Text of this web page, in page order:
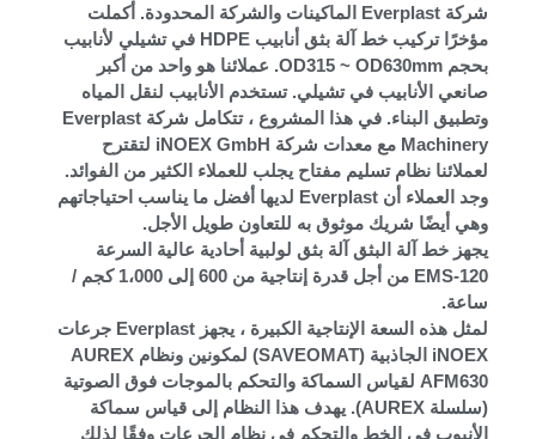
شركة Everplast الماكينات والشركة المحدودة. أكملت
مؤخرًا تركيب خط آلة بثق أنابيب HDPE في تشيلي لأنابيب
بحجم OD315 ~ OD630mm. عملائنا هو واحد من أكبر
صانعي الأنابيب في تشيلي. تستخدم الأنابيب لنقل المياه
وتطبيق البناء. في هذا المشروع ، تتكامل شركة Everplast
Machinery مع معدات شركة iNOEX GmbH لتقترح
لعملائنا نظام تسليم مفتاح يجلب للعملاء الكثير من الفوائد.
وجد العملاء أن Everplast لديها أفضل ما يناسب احتياجاتهم
وهي أيضًا شريك موثوق به للتعاون طويل الأجل.
يجهز خط آلة البثق آلة بثق لولبية أحادية عالية السرعة
EMS-120 من أجل قدرة إنتاجية من 600 إلى 1،000 كجم /
ساعة.
لمثل هذه السعة الإنتاجية الكبيرة ، يجهز Everplast جرعات
iNOEX الجاذبية (SAVEOMAT) لمكونين ونظام AUREX
AFM630 لقياس السماكة والتحكم بالموجات فوق الصوتية
(سلسلة AUREX). يهدف هذا النظام إلى قياس سماكة
الأنبوب في الخط والتحكم في نظام الجرعات وفقًا لذلك